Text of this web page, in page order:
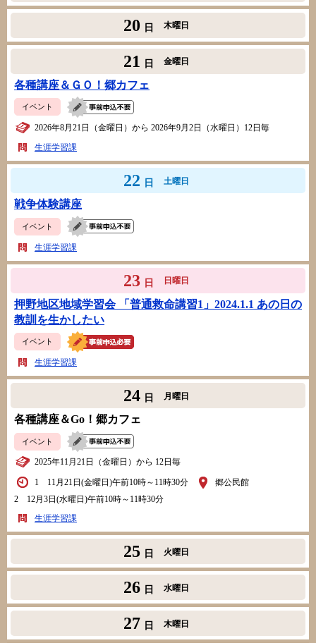
20 日 木曜日
21 日 金曜日
各種講座＆ＧＯ！郷カフェ
イベント
2026年8月21日（金曜日）から 2026年9月2日（水曜日）12日毎
生涯学習課
22 日 土曜日
戦争体験講座
イベント
生涯学習課
23 日 日曜日
押野地区地域学習会 「普通救命講習1」2024.1.1 あの日の
教訓を生かしたい
イベント
生涯学習課
24 日 月曜日
各種講座＆Go！郷カフェ
イベント
2025年11月21日（金曜日）から 12日毎
1 11月21日(金曜日)午前10時～11時30分
2 12月3日(水曜日)午前10時～11時30分
郷公民館
生涯学習課
25 日 火曜日
26 日 水曜日
27 日 木曜日